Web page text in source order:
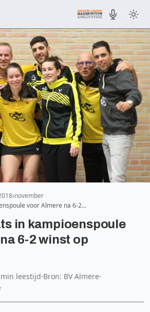
november
voor Almere na 6-2…
in kampioenspoule
6-2 winst op
leestijd·Bron: BV Almere·